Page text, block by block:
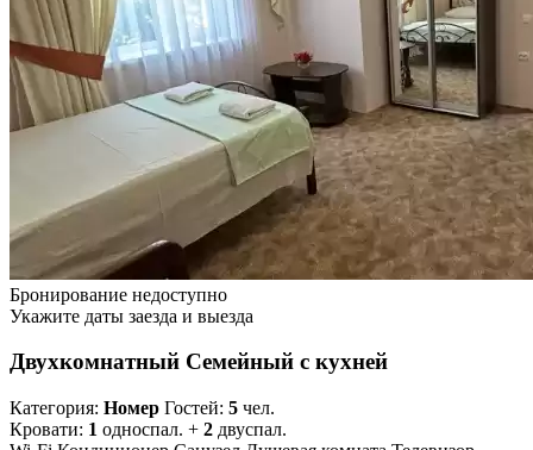
Бронирование недоступно
Укажите даты заезда и выезда
Двухкомнатный Семейный с кухней
Категория: Номер Гостей: 5 чел.
Кровати: 1 односпал. + 2 двуспал.